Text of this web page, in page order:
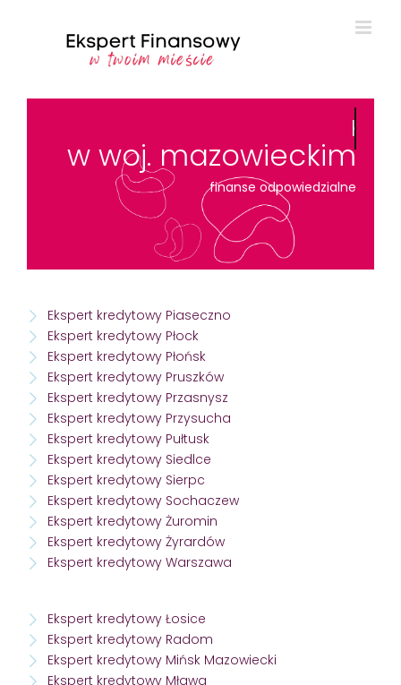
Ekspert
w woj. mazowieckim
finanse odpowiedzialne
Ekspert kredytowy Łosice
Ekspert kredytowy Radom
Ekspert kredytowy Mińsk Mazowiecki
Ekspert kredytowy Mława
Ekspert kredytowy Piaseczno
Ekspert kredytowy Płock
Ekspert kredytowy Płońsk
Ekspert kredytowy Pruszków
Ekspert kredytowy Przasnysz
Ekspert kredytowy Przysucha
Ekspert kredytowy Pułtusk
Ekspert kredytowy Siedlce
Ekspert kredytowy Sierpc
Ekspert kredytowy Sochaczew
Ekspert kredytowy Żuromin
Ekspert kredytowy Żyrardów
Ekspert kredytowy Warszawa